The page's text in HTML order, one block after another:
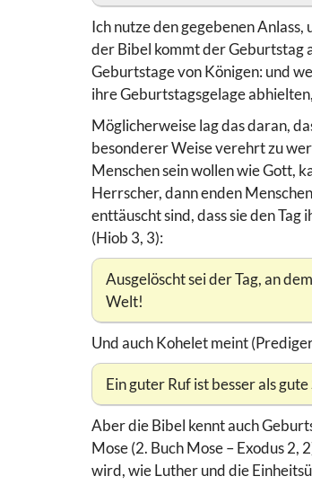
Ich nutze den gegebenen
der Bibel kommt der Geburtstag
Geburtstage von Königen: und
ihre Geburtstagsgelage
Möglicherweise lag das da­ran,
besonderer Weise verehrt zu
Menschen sein wollen wie Gott,
Herrscher, dann enden
enttäuscht sind, dass sie den
(Hiob 3, 3):
Ausgelöscht sei der Tag, an
Welt!
Und auch Kohelet meint
Ein guter Ruf ist besser als
Aber die Bibel kennt auch
Mose (2. Buch Mose – Exodus 2,
wird, wie Luther und die